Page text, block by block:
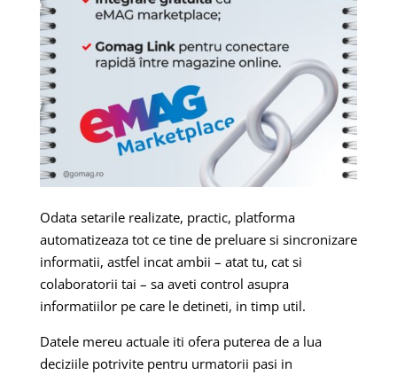
Odata setarile realizate, practic, platforma
automatizeaza tot ce tine de preluare si sincronizare
informatii, astfel incat ambii – atat tu, cat si
colaboratorii tai – sa aveti control asupra
informatiilor pe care le detineti, in timp util.
Datele mereu actuale iti ofera puterea de a lua
deciziile potrivite pentru urmatorii pasi in